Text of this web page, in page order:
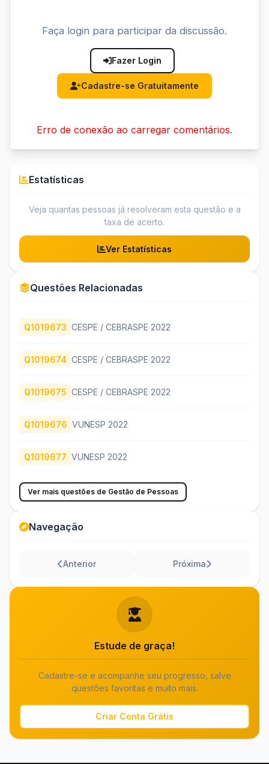
Faça login para participar da discussão.
Fazer Login
Cadastre-se Gratuitamente
Erro de conexão ao carregar comentários.
Estatísticas
Veja quantas pessoas já resolveram esta questão e a
taxa de acerto.
Ver Estatísticas
Questões Relacionadas
Q1019673 CESPE / CEBRASPE 2022
Q1019674 CESPE / CEBRASPE 2022
Q1019675 CESPE / CEBRASPE 2022
Q1019676 VUNESP 2022
Q1019677 VUNESP 2022
Ver mais questões de Gestão de Pessoas
Navegação
Anterior Próxima
Estude de graça!
Cadastre-se e acompanhe seu progresso, salve
questões favoritas e muito mais.
Criar Conta Grátis